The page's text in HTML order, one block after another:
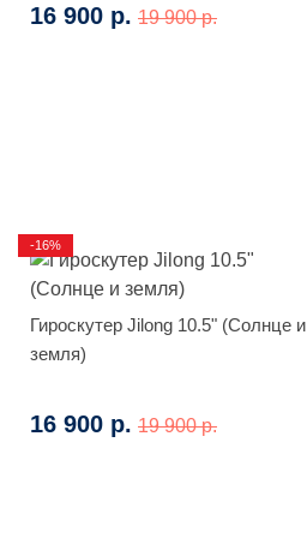
16 900 р. 19 900 р.
Гироскутер Jilong 10.5" (Солнце и
земля)
16 900 р. 19 900 р.
-16%